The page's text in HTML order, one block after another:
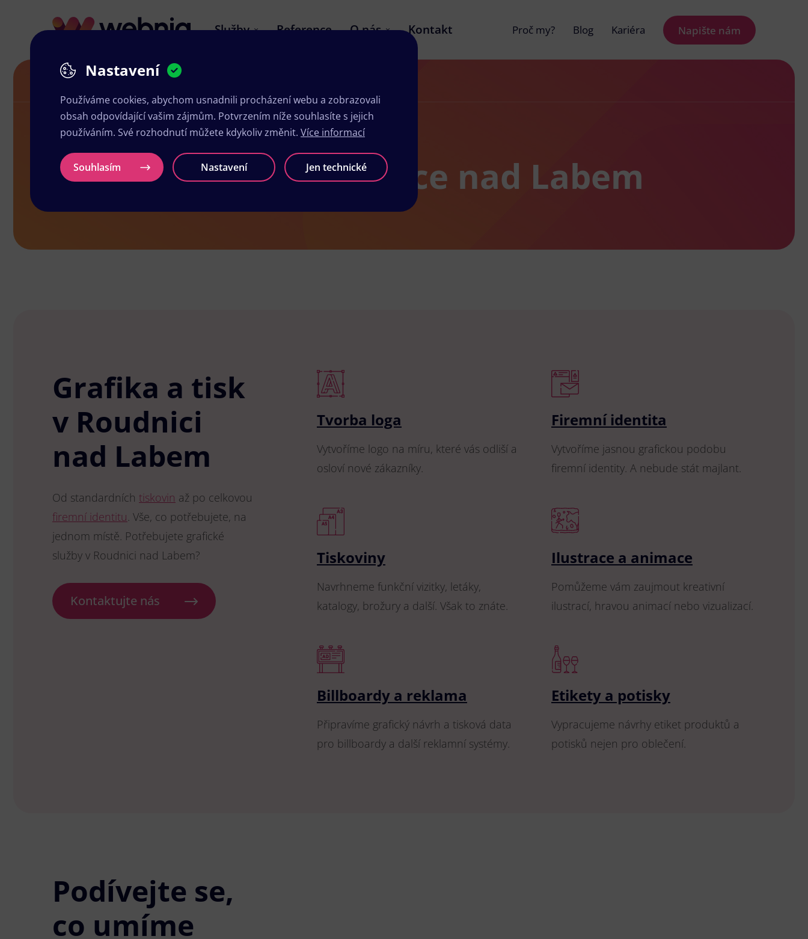
Služby Reference O nás Kontakt Proč my? Blog Kariéra Napište nám
Grafika a tisk Roudnice nad Labem
Grafika a tisk Roudnice nad Labem
Grafika a tisk
v Roudnici
nad Labem
Od standardních tiskovin až po celkovou
firemní identitu. Vše, co potřebujete, na
jednom místě. Potřebujete grafické
služby v Roudnici nad Labem?
Kontaktujte nás
Tvorba loga
Vytvoříme logo na míru, které vás odliší a
osloví nové zákazníky.
Firemní identita
Vytvoříme jasnou grafickou podobu
firemní identity. A nebude stát majlant.
Tiskoviny
Navrhneme funkční vizitky, letáky,
katalogy, brožury a další. Však to znáte.
Ilustrace a animace
Pomůžeme vám zaujmout kreativní
ilustrací, hravou animací nebo vizualizací.
Billboardy a reklama
Připravíme grafický návrh a tisková data
pro billboardy a další reklamní systémy.
Etikety a potisky
Vypracujeme návrhy etiket produktů a
potisků nejen pro oblečení.
Podívejte se,
co umíme
Nastavení
Používáme cookies, abychom usnadnili procházení webu a zobrazovali
obsah odpovídající vašim zájmům. Potvrzením níže souhlasíte s jejich
používáním. Své rozhodnutí můžete kdykoliv změnit. Více informací
Souhlasím Nastavení Jen technické